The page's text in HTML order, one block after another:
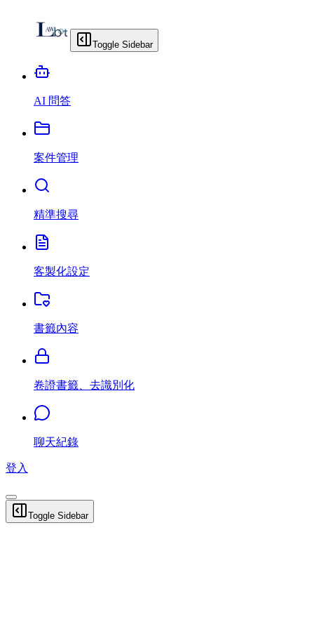
Toggle Sidebar
AI 問答
案件管理
精準搜尋
客製化設定
書籤內容
卷證書籤、去識別化
聊天紀錄
登入
Toggle Sidebar